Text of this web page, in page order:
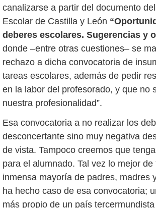
canalizarse a partir del documento
Escolar de Castilla y León
deberes escolares. Sugerencias y
donde –entre otras cuestiones– se
rechazo a dicha convocatoria de
tareas escolares, además de pedir
en la labor del profesorado, y que no
nuestra profesionalidad”.
Esa convocatoria a no realizar los
desconcertante sino muy negativa
de vista. Tampoco creemos que
para el alumnado. Tal vez lo mejor
inmensa mayoría de padres, madres
ha hecho caso de esa convocatoria;
más propio de un país